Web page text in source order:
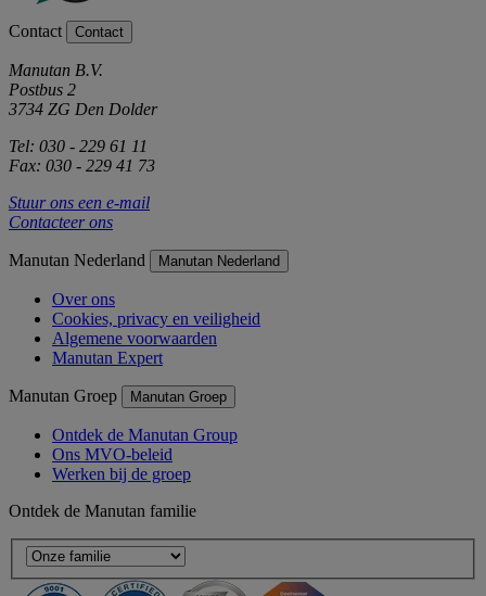
Contact Contact
Manutan B.V.
Postbus 2
3734 ZG Den Dolder
Tel: 030 - 229 61 11
Fax: 030 - 229 41 73
Stuur ons een e-mail
Contacteer ons
Manutan Nederland Manutan Nederland
Over ons
Cookies, privacy en veiligheid
Algemene voorwaarden
Manutan Expert
Manutan Groep Manutan Groep
Ontdek de Manutan Group
Ons MVO-beleid
Werken bij de groep
Ontdek de Manutan familie